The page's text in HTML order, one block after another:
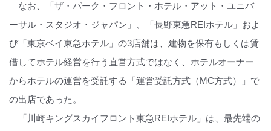
なお、「ザ・パーク・フロント・ホテル・アット・ユニバ
ーサル・スタジオ・ジャパン」、「長野東急REIホテル」およ
び「東京ベイ東急ホテル」の3店舗は、建物を保有もしくは賃
借してホテル経営を行う直営方式ではなく、ホテルオーナー
からホテルの運営を受託する「運営受託方式（MC方式）」で
の出店であった。
「川崎キングスカイフロント東急REIホテル」は、最先端の